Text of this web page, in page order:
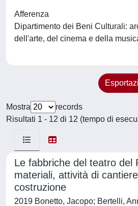
Afferenza
Dipartimento dei Beni Culturali:
dell'arte, del cinema e della
Mostra
records
Risultati 1 - 12 di 12 (tempo di
Le fabbriche del teatro del
materiali, attività di
costruzione
2019 Bonetto, Jacopo; Bertelli,